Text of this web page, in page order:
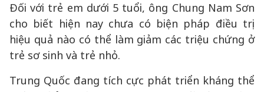
Đối với trẻ em dưới 5 tuổi, ông Chung Nam Sơn
cho biết hiện nay chưa có biện pháp điều trị
hiệu quả nào có thể làm giảm các triệu chứng ở
trẻ sơ sinh và trẻ nhỏ.
Trung Quốc đang tích cực phát triển kháng thể